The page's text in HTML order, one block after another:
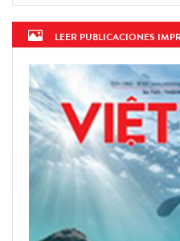
LEER PUBLICACIONES